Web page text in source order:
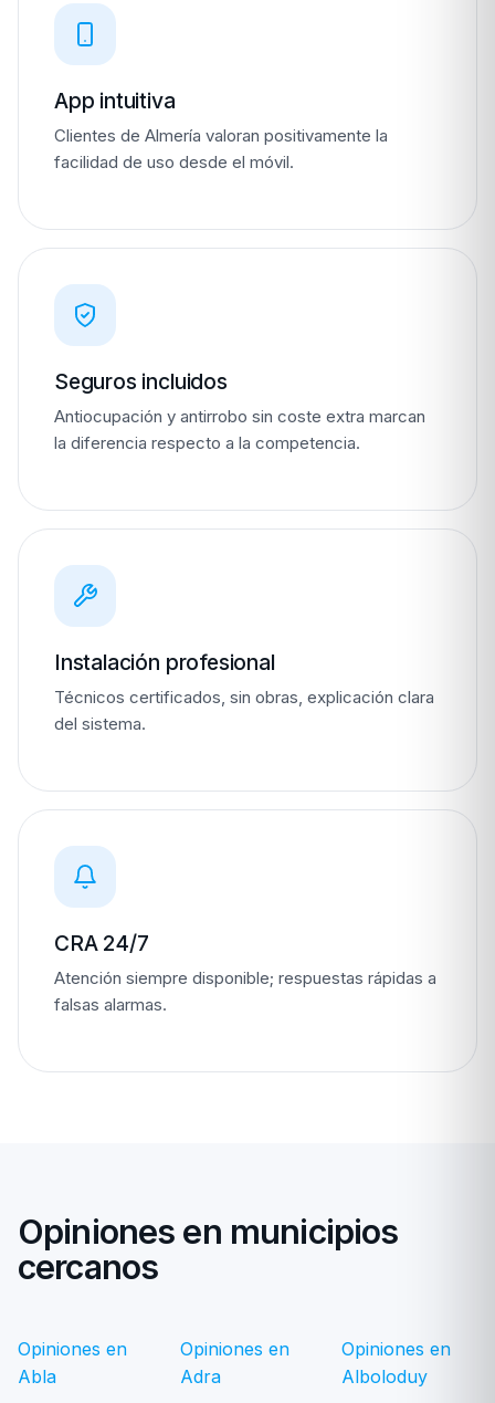
App intuitiva
Clientes de Almería valoran positivamente la
facilidad de uso desde el móvil.
Seguros incluidos
Antiocupación y antirrobo sin coste extra marcan
la diferencia respecto a la competencia.
Instalación profesional
Técnicos certificados, sin obras, explicación clara
del sistema.
CRA 24/7
Atención siempre disponible; respuestas rápidas a
falsas alarmas.
Opiniones en municipios
cercanos
Opiniones en
Abla
Opiniones en
Adra
Opiniones en
Alboloduy